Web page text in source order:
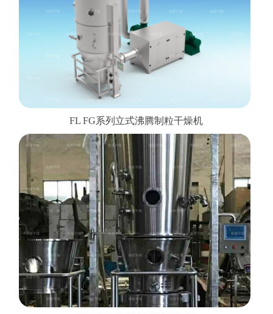
FL FG系列立式沸腾制粒干燥机